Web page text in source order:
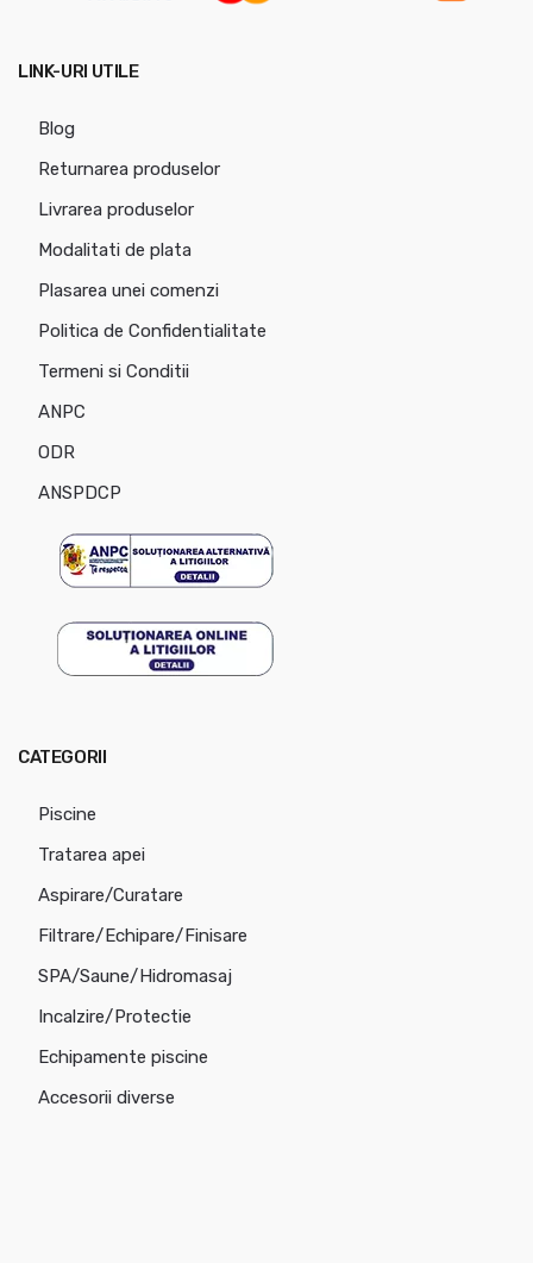
LINK-URI UTILE
Blog
Returnarea produselor
Livrarea produselor
Modalitati de plata
Plasarea unei comenzi
Politica de Confidentialitate
Termeni si Conditii
ANPC
ODR
ANSPDCP
CATEGORII
Piscine
Tratarea apei
Aspirare/Curatare
Filtrare/Echipare/Finisare
SPA/Saune/Hidromasaj
Incalzire/Protectie
Echipamente piscine
Accesorii diverse